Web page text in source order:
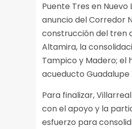
Puente Tres en
anuncio del Corredor
construcción del tren
Altamira, la
Tampico y Madero; el
acueducto
Para finalizar,
con el apoyo y la
esfuerzo para